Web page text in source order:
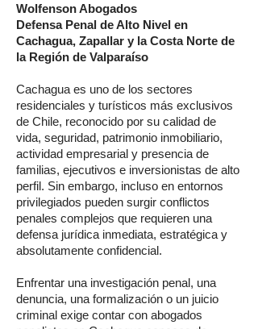
Wolfenson Abogados
Defensa Penal de Alto Nivel en
Cachagua, Zapallar y la Costa Norte de
la Región de Valparaíso
Cachagua es uno de los sectores
residenciales y turísticos más exclusivos
de Chile, reconocido por su calidad de
vida, seguridad, patrimonio inmobiliario,
actividad empresarial y presencia de
familias, ejecutivos e inversionistas de alto
perfil. Sin embargo, incluso en entornos
privilegiados pueden surgir conflictos
penales complejos que requieren una
defensa jurídica inmediata, estratégica y
absolutamente confidencial.
Enfrentar una investigación penal, una
denuncia, una formalización o un juicio
criminal exige contar con abogados